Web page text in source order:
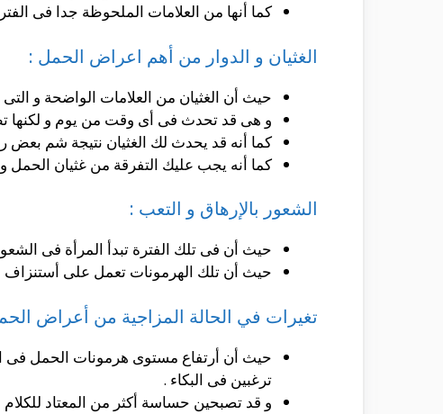
كما أنها من العلامات الملحوظة جدا فى
الغثيان و الدوار من أهم اعراض الحمل :
حيث أن الغثيان من العلامات الواضحة و
و هى قد تحدث فى أى وقت من يوم و لكنها
كما أنه قد يحدث لك الغثيان نتيجة شم بعض
كما أنه يجب عليك التفرقة من غثيان الحمل
الشعور بالإرهاق و التعب :
حيث أن فى تلك الفترة تبدأ المرأة فى
حيث أن تلك الهرمونات تعمل على أستنزاف
تغيرات في الحالة المزاجية من أعراض
حيث أن أرتفاع مستوى هرمونات الحمل فى
ترغبين فى البكاء .
و قد تصبحين حساسة أكثر من المعتاد